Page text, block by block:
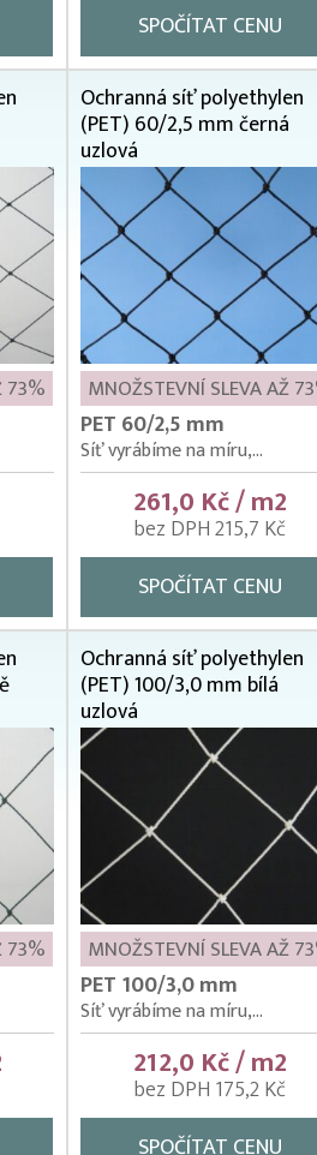
SPOČÍTAT CENU
73%
Ochranná síť polyethylen
(PET) 60/2,5 mm černá
uzlová
MNOŽSTEVNÍ SLEVA AŽ
PET 60/2,5 mm
Síť vyrábíme na míru,...
261,0 Kč / m2
bez DPH 215,7 Kč
SPOČÍTAT CENU
73%
Ochranná síť polyethylen
(PET) 100/3,0 mm bílá
uzlová
MNOŽSTEVNÍ SLEVA AŽ
PET 100/3,0 mm
Síť vyrábíme na míru,...
212,0 Kč / m2
bez DPH 175,2 Kč
SPOČÍTAT CENU